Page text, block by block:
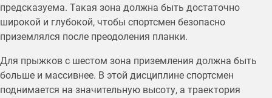
предсказуема. Такая зона должна быть достаточно
широкой и глубокой, чтобы спортсмен безопасно
приземлялся после преодоления планки.
Для прыжков с шестом зона приземления должна быть
больше и массивнее. В этой дисциплине спортсмен
поднимается на значительную высоту, а траектория